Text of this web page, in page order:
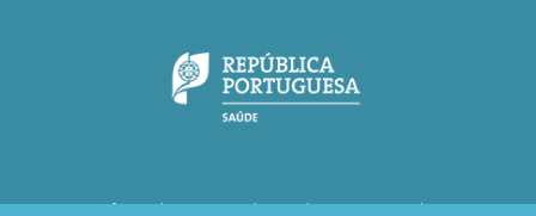
Infarmed © 2016. Todos os direitos reservados